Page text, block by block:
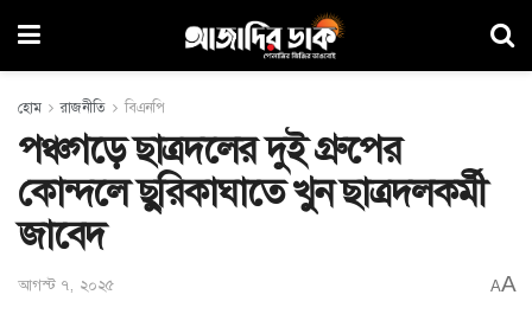
হোম রাজনীতি বিএনপি
পঞ্চগড়ে ছাত্রদলের দুই গ্রুপের
কোন্দলে ছুরিকাঘাতে খুন ছাত্রদলকর্মী
জাবেদ
আগস্ট ৭, ২০২৫ AA